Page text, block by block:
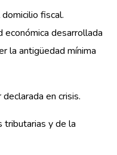
fiscal.
desarrollada
la antigüedad mínima
en crisis.
tributarias y de la